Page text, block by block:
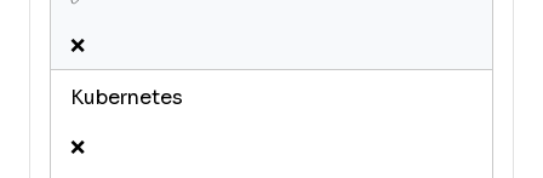
❌
Kubernetes
❌